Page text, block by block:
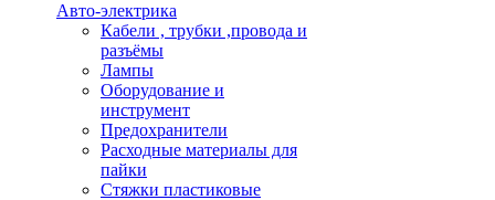
Авто-электрика
Кабели , трубки ,провода и
разъёмы
Лампы
Оборудование и
инструмент
Предохранители
Расходные материалы для
пайки
Стяжки пластиковые